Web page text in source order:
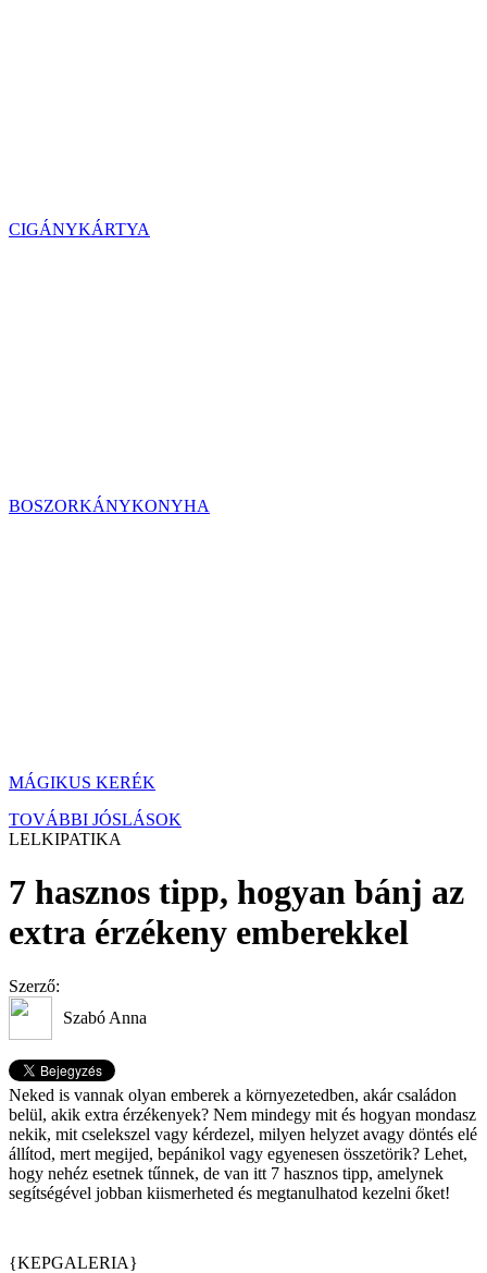
CIGÁNYKÁRTYA
BOSZORKÁNYKONYHA
MÁGIKUS KERÉK
TOVÁBBI JÓSLÁSOK
LELKIPATIKA
7 hasznos tipp, hogyan bánj az
extra érzékeny emberekkel
Szerző:
Szabó Anna
Neked is vannak olyan emberek a környezetedben, akár családon
belül, akik extra érzékenyek? Nem mindegy mit és hogyan mondasz
nekik, mit cselekszel vagy kérdezel, milyen helyzet avagy döntés elé
állítod, mert megijed, bepánikol vagy egyenesen összetörik? Lehet,
hogy nehéz esetnek tűnnek, de van itt 7 hasznos tipp, amelynek
segítségével jobban kiismerheted és megtanulhatod kezelni őket!
{KEPGALERIA}